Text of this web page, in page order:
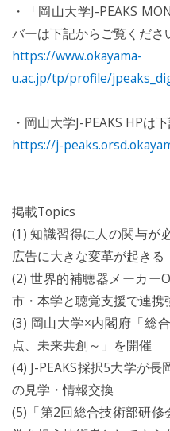
・「岡山大学J-PEAKS
バーは下記からご覧くださ
https://www.okayama-
u.ac.jp/tp/profile/
・岡山大学J-PEAKS HPは
https://j-
掲載Topics
(1) 知識習得に人の関与が
広告に大きな変革が起きる
(2) 世界的補聴器メーカ
市・本学と聴覚支援で連携
(3) 岡山大学×内閣府「総
点、未来共創～」を開催
(4) J-PEAKS採択5大学が
の見学・情報交換
(5)「第2回総合技術部研